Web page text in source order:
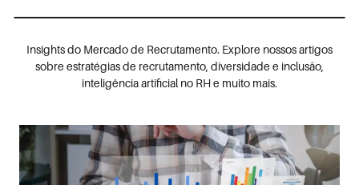
Insights do Mercado de Recrutamento. Explore nossos artigos
sobre estratégias de recrutamento, diversidade e inclusão,
inteligência artificial no RH e muito mais.